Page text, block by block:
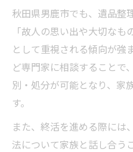
秋田県男鹿市でも、遺品整
「故人の思い出や大切なも
として重視される傾向が強
ど専門家に相談することで
別・処分が可能となり、家
す。
また、終活を進める際には
法について家族と話し合う